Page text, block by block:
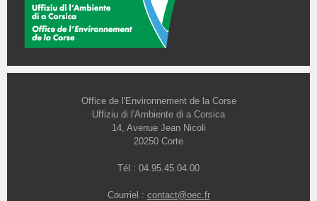
Office de l'Environnement de la Corse
Uffiziu di l'Ambiente di a Corsica
14, Avenue Jean Nicoli
20250 Corte
Tél : 04.95.45.04.00
Courriel : contact@oec.fr